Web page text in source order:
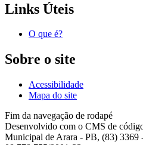
Links Úteis
O que é?
Sobre o site
Acessibilidade
Mapa do site
Fim da navegação de rodapé
Desenvolvido com o CMS de
Municipal de Arara - PB, (83) 3369